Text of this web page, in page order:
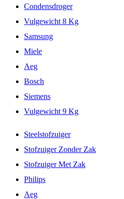
Condensdroger
Vulgewicht 8 Kg
Samsung
Miele
Aeg
Bosch
Siemens
Vulgewicht 9 Kg
Steelstofzuiger
Stofzuiger Zonder Zak
Stofzuiger Met Zak
Philips
Aeg